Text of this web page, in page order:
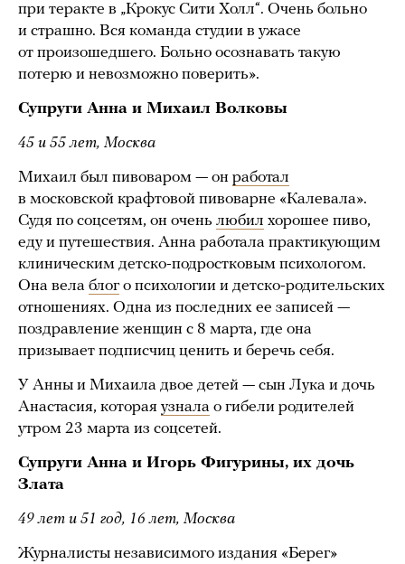
при теракте в „Крокус Сити Холл“. Очень больно
и страшно. Вся команда студии в ужасе
от произошедшего. Больно осознавать такую
потерю и невозможно поверить».
Супруги Анна и Михаил Волковы
45 и 55 лет, Москва
Михаил был пивоваром — он работал
в московской крафтовой пивоварне «Калевала».
Судя по соцсетям, он очень любил хорошее пиво,
еду и путешествия. Анна работала практикующим
клиническим детско-подростковым психологом.
Она вела блого психологии и детско-родительских
отношениях. Одна из последних ее записей —
поздравление женщин с 8 марта, где она
призывает подписчиц ценить и беречь себя.
У Анны и Михаила двое детей — сын Лука и дочь
Анастасия, которая узнала о гибели родителей
утром 23 марта из соцсетей.
Супруги Анна и Игорь Фигурины, их дочь
Злата
49 лет и 51 год, 16 лет, Москва
Журналисты независимого издания «Берег»